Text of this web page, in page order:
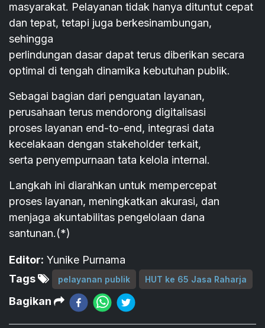
masyarakat. Pelayanan tidak hanya dituntut cepat
dan tepat, tetapi juga berkesinambungan,
sehingga
perlindungan dasar dapat terus diberikan secara
optimal di tengah dinamika kebutuhan publik.
Sebagai bagian dari penguatan layanan,
perusahaan terus mendorong digitalisasi
proses layanan end-to-end, integrasi data
kecelakaan dengan stakeholder terkait,
serta penyempurnaan tata kelola internal.
Langkah ini diarahkan untuk mempercepat
proses layanan, meningkatkan akurasi, dan
menjaga akuntabilitas pengelolaan dana
santunan.(*)
Editor: Yunike Purnama
Tags
pelayanan publik HUT ke 65 Jasa Raharja
Bagikan